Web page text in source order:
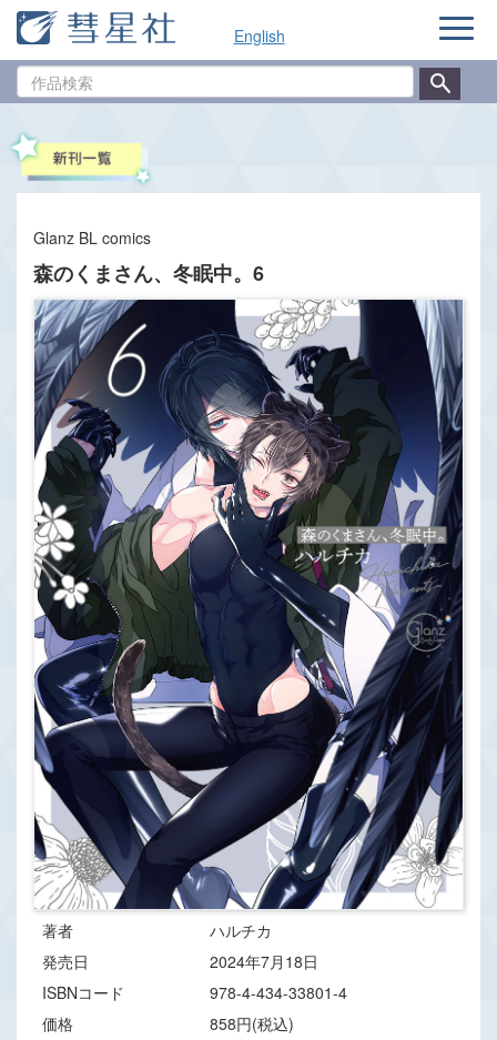
English
品
ナ
ゲ
Glanz BL comics
森のくまさん、冬眠中。6
著者
ハルチカ
発売日
2024年7月18日
ISBNコード
978-4-434-33801-4
価格
858円(税込)